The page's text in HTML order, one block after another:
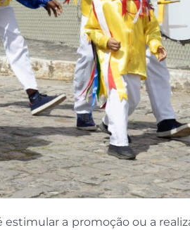
estimular a promoção ou a